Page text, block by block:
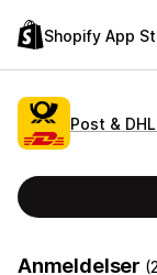
Shopify App
Post &
Anmeldelser